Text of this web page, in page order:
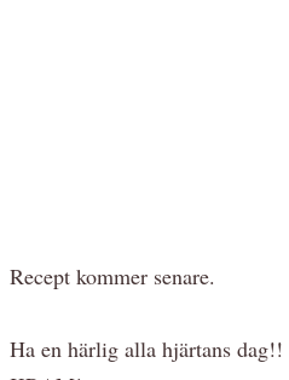
Recept kommer senare.
Ha en härlig alla hjärtans